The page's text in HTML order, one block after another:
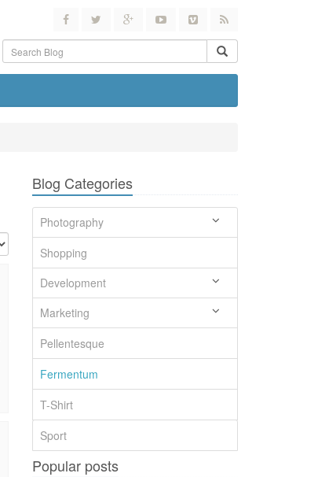
Blog Categories
Photography
Shopping
Development
Marketing
Pellentesque
Fermentum
T-Shirt
Sport
Popular posts